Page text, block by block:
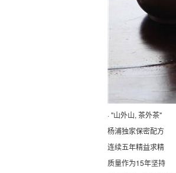
· "山外山, 茶外茶"
杨浦独家保密配方
连续五年精益求精
质量作为15年坚持